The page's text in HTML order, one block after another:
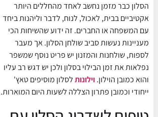
הסלון כבר מזמן נחשב לאחד מהחללים היותר
אקטיביים בבית, לאכול, לנוח, לדבר וליהנות ביחד
עם המשפחה או החברים. זה ידוע שהשיחות הכי
מעניינות נעשות סביב שולחן הסלון. אך מעבר
לספות, שולחנות והמזנון יש פריט נוסף שמשפר
נפלאות את זמן הבילוי בסלון ולכן יש דגש רב עליו
והוא כמובן הוילון.וילונותלסלון מוסיפים טאץ'
ייחודי וכמובן פתרון הצללה לשעות היום המוארות.